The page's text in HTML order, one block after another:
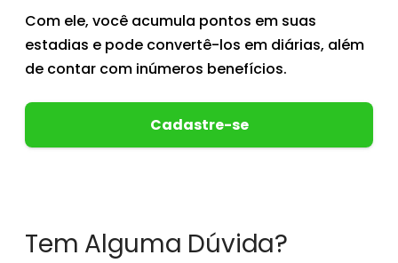
Com ele, você acumula pontos em suas
estadias e pode convertê-los em diárias, além
de contar com inúmeros benefícios.
Cadastre-se
Tem Alguma Dúvida?